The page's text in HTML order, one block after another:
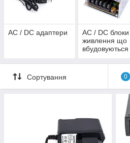
AC / DC адаптери
AC / DC блоки
живлення що
вбудовуються
Сортування 0